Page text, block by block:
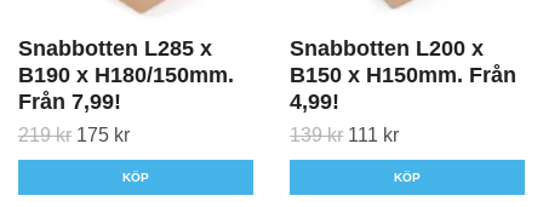
Snabbotten L285 x
B190 x H180/150mm.
Från 7,99!
219 kr 175 kr
KÖP
Snabbotten L200 x
B150 x H150mm. Från
4,99!
139 kr 111 kr
KÖP